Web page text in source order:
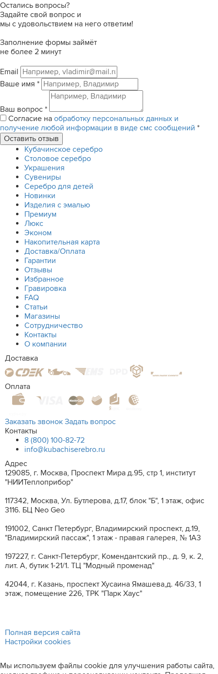
Остались вопросы?
Задайте свой вопрос и
мы с удовольствием на него ответим!
Заполнение формы займёт
не более 2 минут
Email
Ваше имя *
Ваш вопрос *
Согласие на обработку персональных данных и
получение любой информации в виде смс сообщений *
Кубачинское серебро
Столовое серебро
Украшения
Сувениры
Серебро для детей
Новинки
Изделия с эмалью
Премиум
Люкс
Эконом
Накопительная карта
Доставка/Оплата
Гарантии
Отзывы
Избранное
Гравировка
FAQ
Статьи
Магазины
Сотрудничество
Контакты
О компании
Доставка
Оплата
Заказать звонок Задать вопрос
Контакты
8 (800) 100-82-72
info@kubachiserebro.ru
Адрес
129085, г. Москва, Проспект Мира д.95, стр 1, институт
"НИИТеплоприбор"
117342, Москва, Ул. Бутлерова, д.17, блок "Б", 1 этаж, офис
3116. БЦ Neo Geo
191002, Санкт Петербург, Владимирский проспект, д.19,
"Владимирский пассаж", 1 этаж - правая галерея, № 1А3
197227, г. Санкт-Петербург, Комендантский пр., д. 9, к. 2,
лит. A, бутик 1-21/1. ТЦ "Модный променад"
42044, г. Казань, проспект Хусаина Ямашева,д. 46/33, 1
этаж, помещение 226, ТРК "Парк Хаус"
Полная версия сайта
Настройки cookies
Мы используем файлы cookie для улучшения работы сайта,